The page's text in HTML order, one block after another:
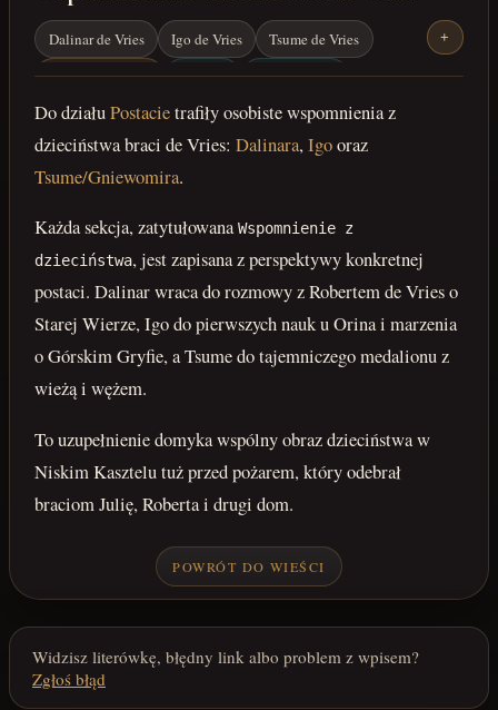
Dalinar de Vries Igo de Vries
Tsume de Vries
Rodzina de Vries
postacie wspomnienia
+
Do działuPostacietrafiły osobiste wspomnienia z
dzieciństwa braci de Vries:Dalinara,Igooraz
Tsume/Gniewomira.
Każda sekcja, zatytułowanaWspomnienie z
dzieciństwa, jest zapisana z perspektywy konkretnej
postaci. Dalinar wraca do rozmowy z Robertem de Vries o
Starej Wierze, Igo do pierwszych nauk u Orina i marzenia
o Górskim Gryfie, a Tsume do tajemniczego medalionu z
wieżą i wężem.
To uzupełnienie domyka wspólny obraz dzieciństwa w
Niskim Kasztelu tuż przed pożarem, który odebrał
braciom Julię, Roberta i drugi dom.
POWRÓT DO WIEŚCI
Widzisz literówkę, błędny link albo problem z wpisem?
Zgłoś błąd